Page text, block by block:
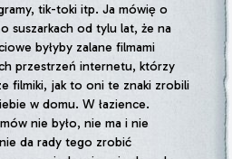
tik-toki itp. Ja mówię o
suszarkach od tylu lat, że na
byłyby zalane filmami
przestrzeń internetu, którzy
filmiki, jak to oni te znaki zrobili
w domu. W łazience.
nie było, nie ma i nie
da rady tego zrobić